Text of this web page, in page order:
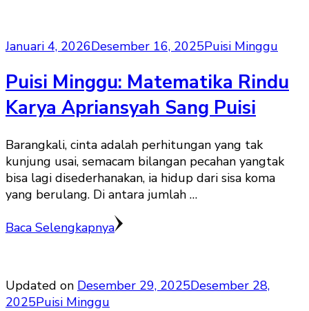
Januari 4, 2026Desember 16, 2025Puisi Minggu
Puisi Minggu: Matematika Rindu
Karya Apriansyah Sang Puisi
Barangkali, cinta adalah perhitungan yang tak
kunjung usai, semacam bilangan pecahan yangtak
bisa lagi disederhanakan, ia hidup dari sisa koma
yang berulang. Di antara jumlah …
Baca Selengkapnya
Updated on Desember 29, 2025Desember 28,
2025Puisi Minggu